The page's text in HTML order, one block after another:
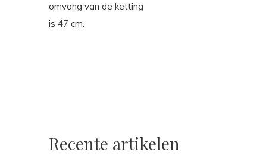
omvang van de ketting
is 47 cm.
Recente artikelen